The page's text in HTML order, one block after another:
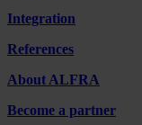
Integration
References
About ALFRA
Become a partner